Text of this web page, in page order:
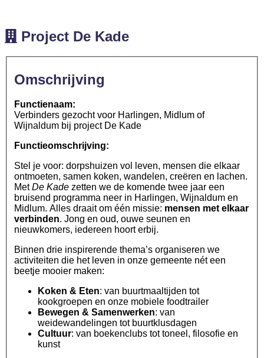
Project De Kade
Omschrijving
Functienaam:
Verbinders gezocht voor Harlingen, Midlum of
Wijnaldum bij project De Kade
Functieomschrijving:
Stel je voor: dorpshuizen vol leven, mensen die elkaar
ontmoeten, samen koken, wandelen, creëren en lachen.
MetDe Kade zetten we de komende twee jaar een
bruisend programma neer in Harlingen, Wijnaldum en
Midlum. Alles draait om één missie: mensen met elkaar
verbinden. Jong en oud, ouwe seunen en
nieuwkomers, iedereen hoort erbij.
Binnen drie inspirerende thema’s organiseren we
activiteiten die het leven in onze gemeente nét een
beetje mooier maken:
Koken & Eten: van buurtmaaltijden tot
kookgroepen en onze mobiele foodtrailer
Bewegen & Samenwerken: van
weidewandelingen tot buurtklusdagen
Cultuur: van boekenclubs tot toneel, filosofie en
kunst